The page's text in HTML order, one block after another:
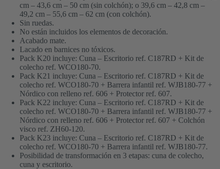
cm – 43,6 cm – 50 cm (sin colchón); o 39,6 cm – 42,8 cm –
49,2 cm – 55,6 cm – 62 cm (con colchón).
Sin ruedas.
No están incluidos los elementos de decoración.
Acabado mate.
Lacado en barnices no tóxicos.
Pack K20 incluye: Cuna – Escritorio ref. C187RD + Kit de
colecho ref. WCO180-70.
Pack K21 incluye: Cuna – Escritorio ref. C187RD + Kit de
colecho ref. WCO180-70 + Barrera infantil ref. WJB180-77 +
Nórdico con relleno ref. 606 + Protector ref. 607.
Pack K22 incluye: Cuna – Escritorio ref. C187RD + Kit de
colecho ref. WCO180-70 + Barrera infantil ref. WJB180-77 +
Nórdico con relleno ref. 606 + Protector ref. 607 + Colchón
visco ref. ZH60-120.
Pack K23 incluye: Cuna – Escritorio ref. C187RD + Kit de
colecho ref. WCO180-70 + Barrera infantil ref. WJB180-77.
Posibilidad de transformación en 3 etapas: cuna de colecho,
cuna y escritorio.